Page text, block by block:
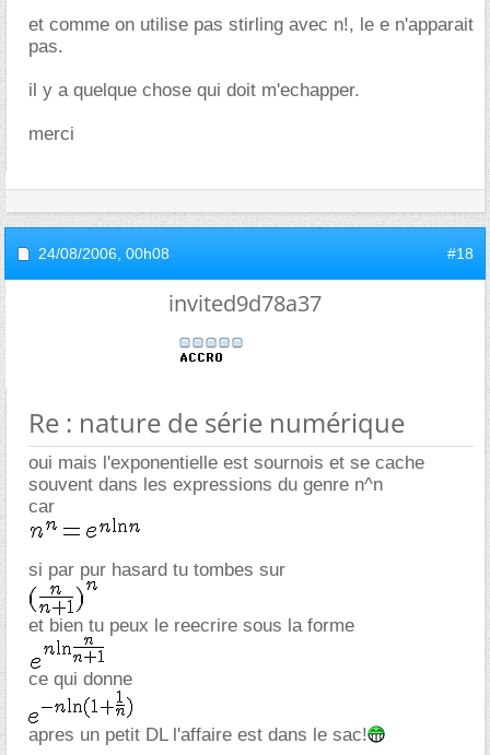
et comme on utilise pas stirling avec n!, le e n'apparait
pas.
il y a quelque chose qui doit m'echapper.
merci
24/08/2006, 00h08 #18
invited9d78a37
Re : nature de série numérique
oui mais l'exponentielle est sournois et se cache
souvent dans les expressions du genre n^n
car
si par pur hasard tu tombes sur
et bien tu peux le reecrire sous la forme
ce qui donne
apres un petit DL l'affaire est dans le sac!